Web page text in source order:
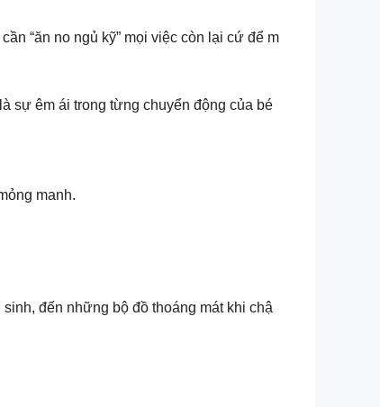
“ăn no ngủ kỹ” mọi việc còn lại cứ để m
sự êm ái trong từng chuyển động của bé
manh.
đến những bộ đồ thoáng mát khi chậ